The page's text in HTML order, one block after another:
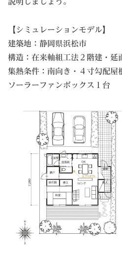
【シミュレーションモデル】
建築地：静岡県浜松市
構造：在来軸組工法２階建・延
集熱条件：南向き・４寸勾配
ソーラーファンボックス１台